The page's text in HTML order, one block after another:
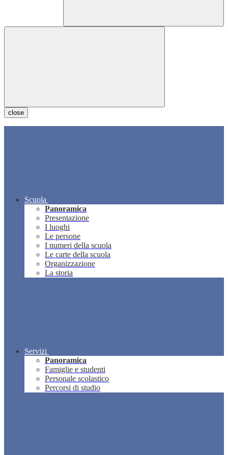
close
Scuola
Panoramica
Presentazione
I luoghi
Le persone
I numeri della scuola
Le carte della scuola
Organizzazione
La storia
Servizi
Panoramica
Famiglie e studenti
Personale scolastico
Percorsi di studio